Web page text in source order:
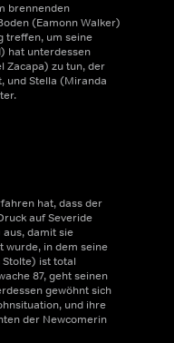
brennenden
(Eamonn Walker)
treffen, um seine
hat unterdessen
Zacapa) zu tun, der
und Stella (Miranda
hat, dass der
auf Severide
aus, damit sie
wurde, in dem seine
ist total
87, geht seinen
gewöhnt sich
und ihre
der Newcomerin